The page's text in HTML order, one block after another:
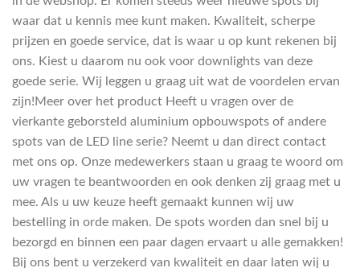
waar dat u kennis mee kunt maken. Kwaliteit, scherpe
prijzen en goede service, dat is waar u op kunt rekenen bij
ons. Kiest u daarom nu ook voor downlights van deze
goede serie. Wij leggen u graag uit wat de voordelen ervan
zijn!Meer over het product Heeft u vragen over de
vierkante geborsteld aluminium opbouwspots of andere
spots van de LED line serie? Neemt u dan direct contact
met ons op. Onze medewerkers staan u graag te woord om
uw vragen te beantwoorden en ook denken zij graag met u
mee. Als u uw keuze heeft gemaakt kunnen wij uw
bestelling in orde maken. De spots worden dan snel bij u
bezorgd en binnen een paar dagen ervaart u alle gemakken!
Bij ons bent u verzekerd van kwaliteit en daar laten wij u